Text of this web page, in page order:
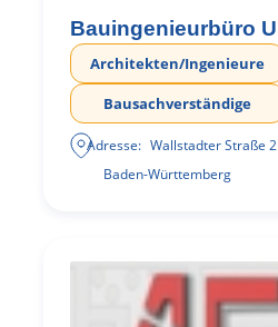
Bauingenieurbüro
Architekten/Ingenieure
Bausachverständige
Adresse: Wallstadter Straße
Baden-Württemberg